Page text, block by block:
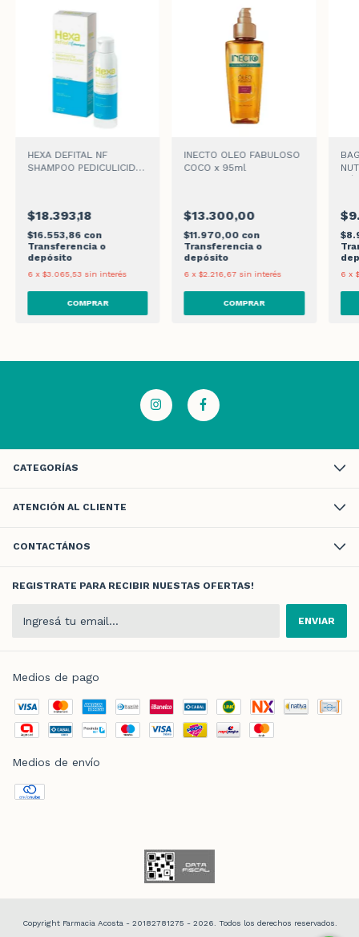
HEXA DEFITAL NF
SHAMPOO PEDICULICIDA
$18.393,18
$16.553,86 con
Transferencia o
depósito
6 x $3.065,53 sin interés
INECTO OLEO FABULOSO
COCO x 95ml
$13.300,00
$11.970,00 con
Transferencia o
depósito
6 x $2.216,67 sin interés 6 x
CATEGORÍAS
ATENCIÓN AL CLIENTE
CONTACTÁNOS
REGISTRATE PARA RECIBIR NUESTAS OFERTAS!
Medios de pago
Medios de envío
Copyright Farmacia Acosta - 20182781275 - 2026. Todos los derechos reservados.